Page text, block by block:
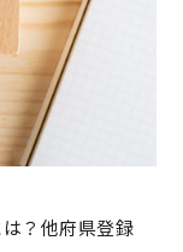
？他府県登録